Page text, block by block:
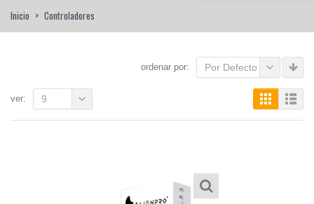
Inicio > Controladores
ordenar por: Por Defecto
ver: 9